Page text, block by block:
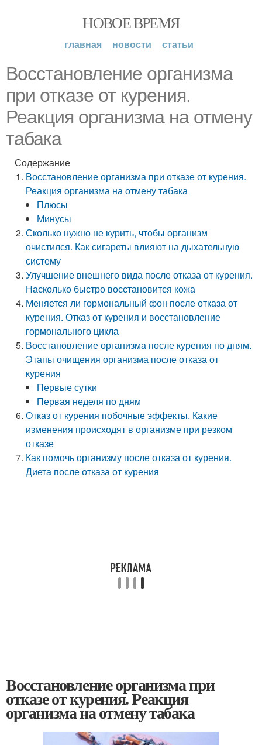
НОВОЕ ВРЕМЯ
главная новости статьи
Восстановление организма
при отказе от курения.
Реакция организма на отмену
табака
Содержание
Восстановление организма при отказе от курения.
Реакция организма на отмену табака
Плюсы
Минусы
Сколько нужно не курить, чтобы организм
очистился. Как сигареты влияют на дыхательную
систему
Улучшение внешнего вида после отказа от курения.
Насколько быстро восстановится кожа
Меняется ли гормональный фон после отказа от
курения. Отказ от курения и восстановление
гормонального цикла
Восстановление организма после курения по дням.
Этапы очищения организма после отказа от
курения
Первые сутки
Первая неделя по дням
Отказ от курения побочные эффекты. Какие
изменения происходят в организме при резком
отказе
Как помочь организму после отказа от курения.
Диета после отказа от курения
Восстановление организма при
отказе от курения. Реакция
организма на отмену табака